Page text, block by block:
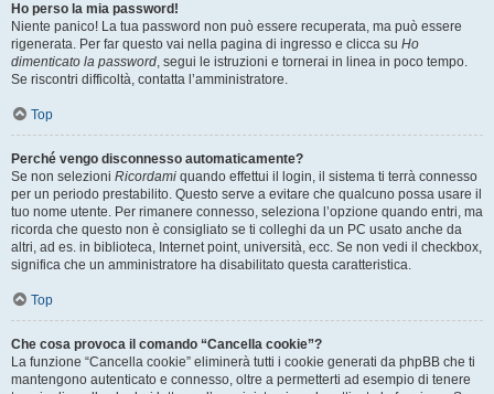
Ho perso la mia password!
Niente panico! La tua password non può essere recuperata, ma può essere
rigenerata. Per far questo vai nella pagina di ingresso e clicca su Ho
dimenticato la password, segui le istruzioni e tornerai in linea in poco tempo.
Se riscontri difficoltà, contatta l’amministratore.
Top
Perché vengo disconnesso automaticamente?
Se non selezioni Ricordami quando effettui il login, il sistema ti terrà connesso
per un periodo prestabilito. Questo serve a evitare che qualcuno possa usare il
tuo nome utente. Per rimanere connesso, seleziona l’opzione quando entri, ma
ricorda che questo non è consigliato se ti colleghi da un PC usato anche da
altri, ad es. in biblioteca, Internet point, università, ecc. Se non vedi il checkbox,
significa che un amministratore ha disabilitato questa caratteristica.
Top
Che cosa provoca il comando “Cancella cookie”?
La funzione “Cancella cookie” eliminerà tutti i cookie generati da phpBB che ti
mantengono autenticato e connesso, oltre a permetterti ad esempio di tenere